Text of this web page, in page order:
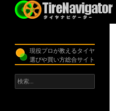
現役プロが教えるタイヤ
選びや買い方総合サイト
検
索: